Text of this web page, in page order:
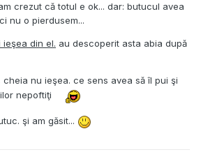
crezut că totul e ok... dar: butucul avea
nu o pierdusem...
ieşea din el. au descoperit asta abia după
nu ieşea. ce sens avea să îl pui şi
nepoftiţi
şi am găsit...